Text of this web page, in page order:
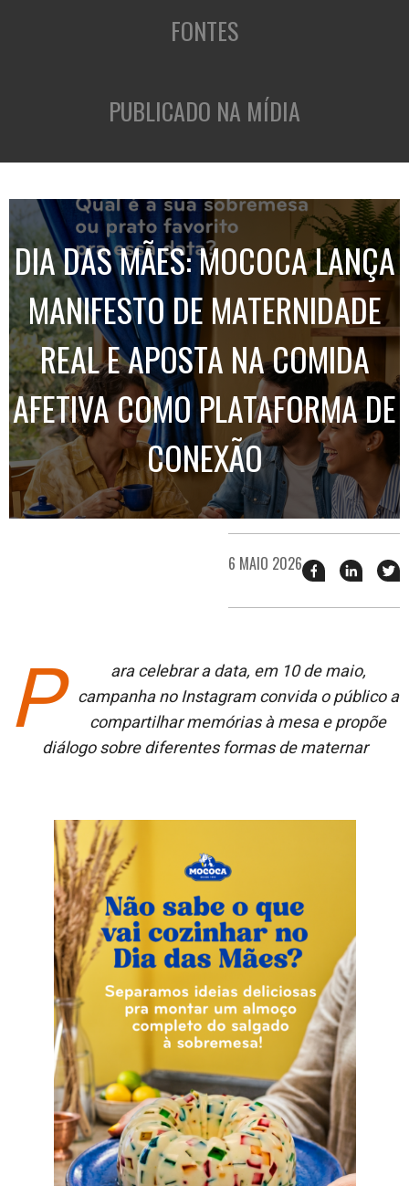
FONTES
PUBLICADO NA MÍDIA
DIA DAS MÃES: MOCOCA LANÇA
MANIFESTO DE MATERNIDADE
REAL E APOSTA NA COMIDA
AFETIVA COMO PLATAFORMA DE
CONEXÃO
6 MAIO 2026 Compartilhar
esse
no
esse
no
P
ara celebrar a data, em 10 de maio,
campanha no Instagram convida o público a
compartilhar memórias à mesa e propõe
diálogo sobre diferentes formas de maternar